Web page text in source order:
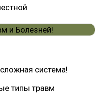
система!
типы травм